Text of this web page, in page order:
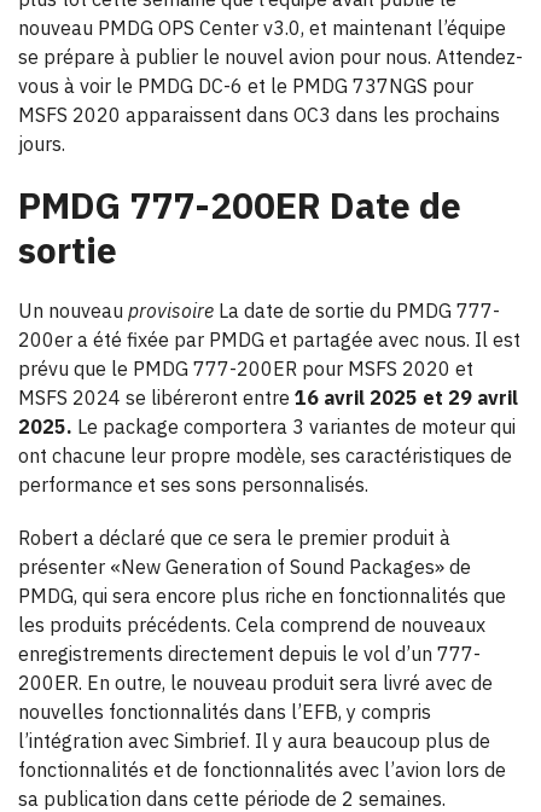
nouveau PMDG OPS Center v3.0, et maintenant l’équipe
se prépare à publier le nouvel avion pour nous. Attendez-
vous à voir le PMDG DC-6 et le PMDG 737NGS pour
MSFS 2020 apparaissent dans OC3 dans les prochains
jours.
PMDG 777-200ER Date de
sortie
Un nouveau provisoire La date de sortie du PMDG 777-
200er a été fixée par PMDG et partagée avec nous. Il est
prévu que le PMDG 777-200ER pour MSFS 2020 et
MSFS 2024 se libéreront entre 16 avril 2025 et 29 avril
2025. Le package comportera 3 variantes de moteur qui
ont chacune leur propre modèle, ses caractéristiques de
performance et ses sons personnalisés.
Robert a déclaré que ce sera le premier produit à
présenter «New Generation of Sound Packages» de
PMDG, qui sera encore plus riche en fonctionnalités que
les produits précédents. Cela comprend de nouveaux
enregistrements directement depuis le vol d’un 777-
200ER. En outre, le nouveau produit sera livré avec de
nouvelles fonctionnalités dans l’EFB, y compris
l’intégration avec Simbrief. Il y aura beaucoup plus de
fonctionnalités et de fonctionnalités avec l’avion lors de
sa publication dans cette période de 2 semaines.